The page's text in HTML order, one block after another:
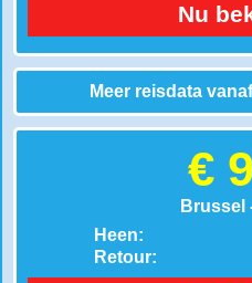
Nu
Meer reisdata
€
Brussel
Heen:
Retour: